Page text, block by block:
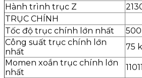
Hành trình trục Z
TRỤC CHÍNH
Tốc độ trục chính lớn nhất
Công suất trục chính lớn
nhất
75
Momen xoắn trục chính lớn
nhất